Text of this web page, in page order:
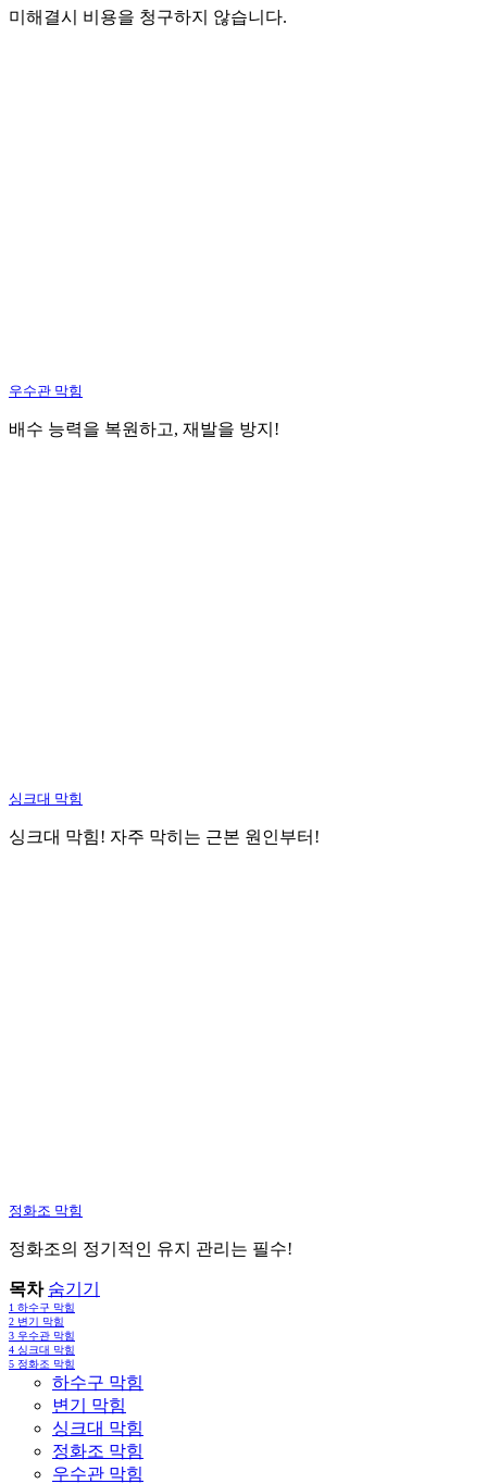
미해결시 비용을 청구하지 않습니다.
우수관 막힘
배수 능력을 복원하고, 재발을 방지!
싱크대 막힘
싱크대 막힘! 자주 막히는 근본 원인부터!
정화조 막힘
정화조의 정기적인 유지 관리는 필수!
목차 숨기기
1 하수구 막힘
2 변기 막힘
3 우수관 막힘
4 싱크대 막힘
5 정화조 막힘
하수구 막힘
변기 막힘
싱크대 막힘
정화조 막힘
우수관 막힘